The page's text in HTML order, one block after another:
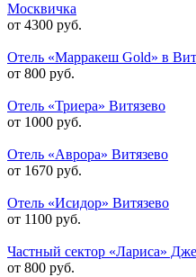
Москвичка
от 4300 руб.
Отель «Марракеш Gold» в
от 800 руб.
Отель «Триера» Витязево
от 1000 руб.
Отель «Аврора» Витязево
от 1670 руб.
Отель «Исидор» Витязево
от 1100 руб.
Частный сектор «Лариса»
от 800 руб.